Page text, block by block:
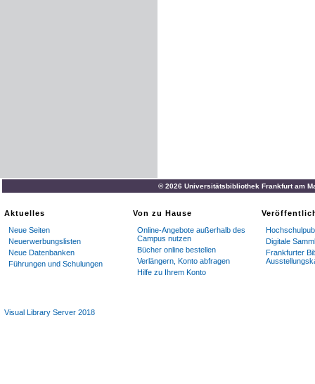
© 2026 Universitätsbibliothek Frankfurt am
Aktuelles
Neue Seiten
Neuerwerbungslisten
Neue Datenbanken
Führungen und Schulungen
Von zu Hause
Online-Angebote außerhalb des
Campus nutzen
Bücher online bestellen
Verlängern, Konto abfragen
Hilfe zu Ihrem Konto
Digitale
Frankfurter
Visual Library Server 2018